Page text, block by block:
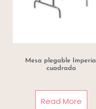
Mesa plegable Imperial
cuadrada
Read More